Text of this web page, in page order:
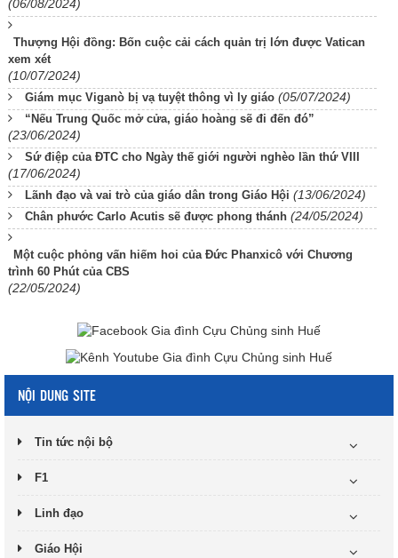
(06/08/2024)
Thượng Hội đồng: Bốn cuộc cải cách quản trị lớn được Vatican
xem xét
(10/07/2024)
Giám mục Viganò bị vạ tuyệt thông vì ly giáo (05/07/2024)
“Nếu Trung Quốc mở cửa, giáo hoàng sẽ đi đến đó”
(23/06/2024)
Sứ điệp của ĐTC cho Ngày thế giới người nghèo lần thứ VIII
(17/06/2024)
Lãnh đạo và vai trò của giáo dân trong Giáo Hội (13/06/2024)
Chân phước Carlo Acutis sẽ được phong thánh (24/05/2024)
Một cuộc phỏng vấn hiếm hoi của Đức Phanxicô với Chương
trình 60 Phút của CBS
(22/05/2024)
NỘI DUNG SITE
Tin tức nội bộ
F1
Linh đạo
Giáo Hội